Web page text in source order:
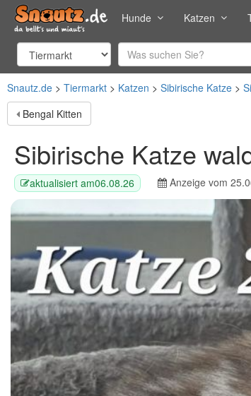
Hunde Katzen
Snautz.de Tiermarkt Katzen Sibirische Katze
Bengal Kitten
Sibirische Katze
aktualisiert am06.08.26 Anzeige vom